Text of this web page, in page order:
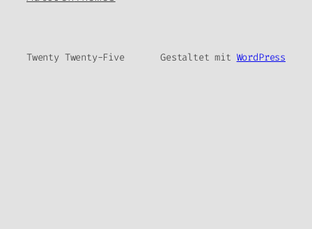
Twenty Twenty-Five Gestaltet mit WordPress